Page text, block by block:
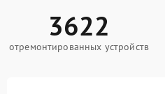
3622
отремонтированных устройств